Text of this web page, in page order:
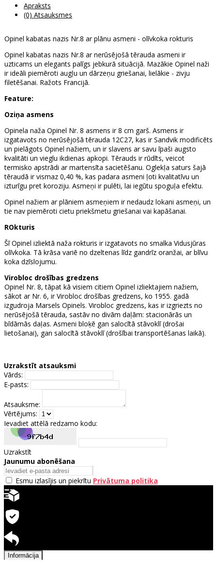
Apraksts
(0) Atsauksmes
Opinel kabatas nazis Nr.8 ar plānu asmeni - olīvkoka rokturis
Opinel kabatas nazis Nr.8 ar nerūsējošā tērauda asmeni ir
uzticams un elegants palīgs jebkurā situācijā. Mazākie Opinel naži
ir ideāli piemēroti augļu un dārzeņu griešanai, lielākie - zivju
filetēšanai. Ražots Francijā.
Feature:
Oziņa asmens
Opinela naža Opinel Nr. 8 asmens ir 8 cm garš. Asmens ir
izgatavots no nerūsējošā tērauda 12C27, kas ir Sandvik modificēts
un pielāgots Opinel nažiem, un ir slavens ar savu īpaši augsto
kvalitāti un vieglu ikdienas apkopi. Tērauds ir rūdīts, veicot
termisko apstrādi ar martensīta sacietēšanu. Oglekļa saturs šajā
tēraudā ir vismaz 0,40 %, kas padara asmeni ļoti kvalitatīvu un
izturīgu pret koroziju. Asmeņi ir pulēti, lai iegūtu spoguļa efektu.
Opinel nažiem ar plāniem asmeņiem ir nedaudz lokani asmeņi, un
tie nav piemēroti cietu priekšmetu griešanai vai kapāšanai.
ROkturis
Šī Opinel izliektā naža rokturis ir izgatavots no smalka Vidusjūras
olīvkoka. Tā krāsa variē no dzeltenas līdz gandrīz oranžai, ar blīvu
koka dzīslojumu.
Virobloc drošības gredzens
Opinel Nr. 8, tāpat kā visiem citiem Opinel izliektajiem nažiem,
sākot ar Nr. 6, ir Virobloc drošības gredzens, ko 1955. gadā
izgudroja Marsels Opinels. Virobloc gredzens, kas ir izgriezts no
nerūsējošā tērauda, sastāv no divām daļām: stacionārās un
bīdāmās daļas. Asmeni bloķē gan salocītā stāvoklī (drošai
lietošanai), gan salocītā stāvoklī (drošībai transportēšanas laikā).
Uzrakstīt atsauksmi
Vārds:
E-pasts:
Atsauksme:
Vērtējums:
Ievadiet attēlā redzamo kodu:
Uzrakstīt
Jaunumu abonēšana
Esmu izlasījis un piekrītu Privātuma politika
Informācija